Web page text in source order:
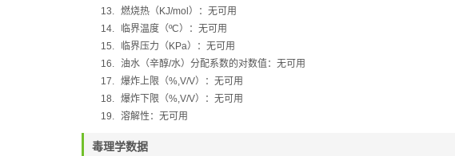
13. 燃烧热（ KJ/mol ）：无可用
14.
临界温度（ºC）：无可用
15.
临界压力（ KPa）：无可用
16. 油水（辛醇/水）分配系数的对数值：无可用
17. 爆炸上限（%,V/V）：无可用
18. 爆炸下限（%,V/V）：无可用
19. 溶解性：无可用
毒理学数据